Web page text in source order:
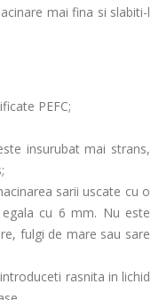
mai fina si slabiti-l
PEFC;
insurubat mai strans,
sarii uscate cu o
cu 6 mm. Nu este
fulgi de mare sau sare
rasnita in lichid